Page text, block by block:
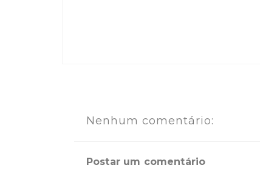
Nenhum comentário:
Postar um comentário